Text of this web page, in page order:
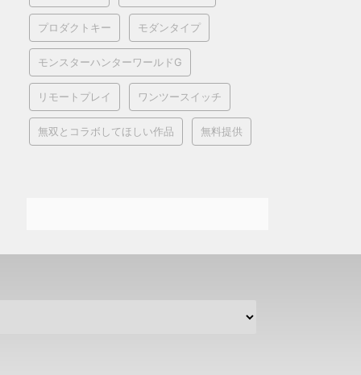
プロダクトキー モダンタイプ
モンスターハンターワールドG
リモートプレイ ワンツースイッチ
無双とコラボしてほしい作品 無料提供